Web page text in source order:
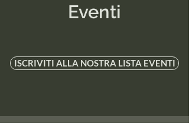
Eventi
ISCRIVITI ALLA NOSTRA LISTA EVENTI